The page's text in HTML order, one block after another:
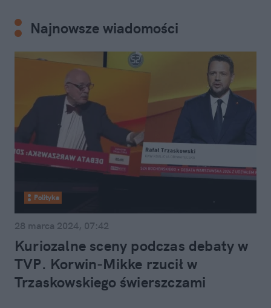
Najnowsze wiadomości
Polityka
28 marca 2024, 07:42
Kuriozalne sceny podczas debaty w
TVP. Korwin-Mikke rzucił w
Trzaskowskiego świerszczami